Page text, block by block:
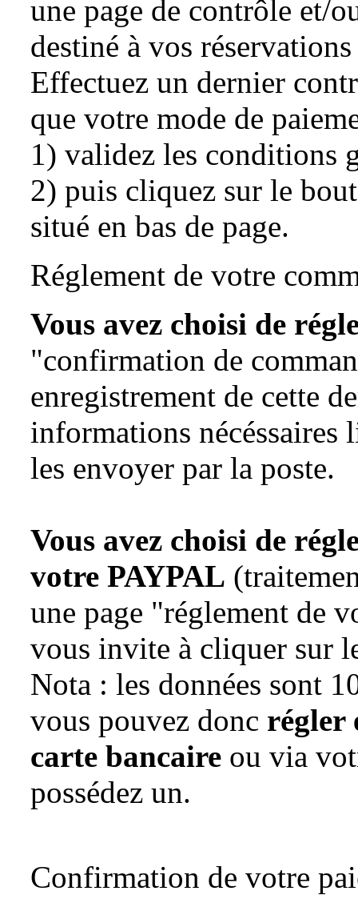
une page de contrôle et/
destiné à vos
Effectuez un dernier
que votre mode de
1) validez les conditions
2) puis cliquez sur le
situé en bas de page.
Réglement de votre
Vous avez choisi de
"confirmation de
enregistrement de cette
informations nécéssaires
les envoyer par la poste.
Vous avez choisi de
votre PAYPAL
une page "réglement de
vous invite à cliquer sur
Nota : les données sont
vous pouvez donc régler
carte bancaire ou via
possédez un.
Confirmation de votre